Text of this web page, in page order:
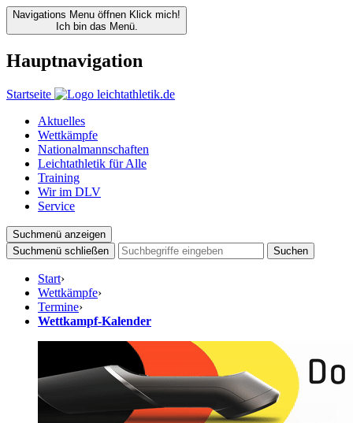
Navigations Menu öffnen Klick mich!
Ich bin das Menü.
Hauptnavigation
Startseite
Aktuelles
Wettkämpfe
Nationalmannschaften
Leichtathletik für Alle
Training
Wir im DLV
Service
Suchmenü anzeigen
Suchmenü schließen
Suchen
Start›
Wettkämpfe›
Termine›
Wettkampf-Kalender